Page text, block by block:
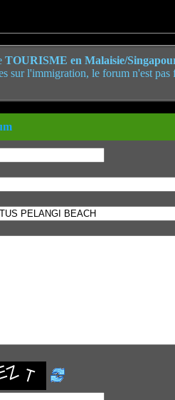
TOURISME en Malaisie/
sur l'immigration, le forum n'est